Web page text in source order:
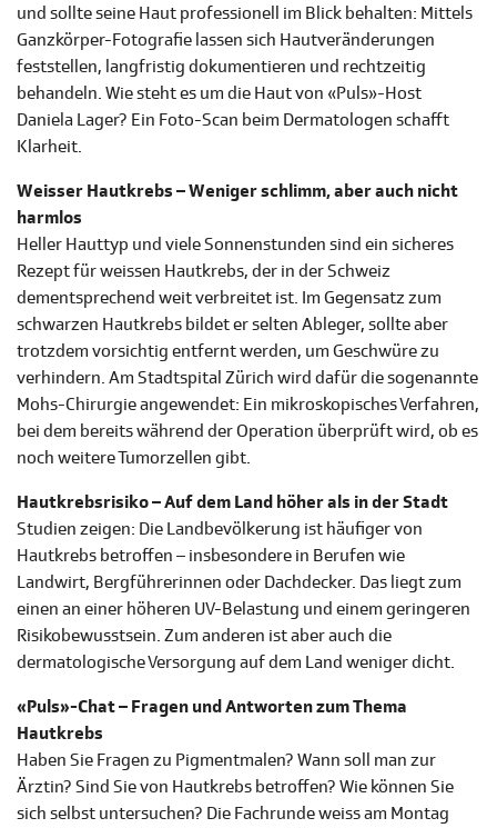
und sollte seine Haut professionell im Blick behalten: Mittels
Ganzkörper-Fotografie lassen sich Hautveränderungen
feststellen, langfristig dokumentieren und rechtzeitig
behandeln. Wie steht es um die Haut von «Puls»-Host
Daniela Lager? Ein Foto-Scan beim Dermatologen schafft
Klarheit.
Weisser Hautkrebs – Weniger schlimm, aber auch nicht
harmlos
Heller Hauttyp und viele Sonnenstunden sind ein sicheres
Rezept für weissen Hautkrebs, der in der Schweiz
dementsprechend weit verbreitet ist. Im Gegensatz zum
schwarzen Hautkrebs bildet er selten Ableger, sollte aber
trotzdem vorsichtig entfernt werden, um Geschwüre zu
verhindern. Am Stadtspital Zürich wird dafür die sogenannte
Mohs-Chirurgie angewendet: Ein mikroskopisches Verfahren,
bei dem bereits während der Operation überprüft wird, ob es
noch weitere Tumorzellen gibt.
Hautkrebsrisiko – Auf dem Land höher als in der Stadt
Studien zeigen: Die Landbevölkerung ist häufiger von
Hautkrebs betroffen – insbesondere in Berufen wie
Landwirt, Bergführerinnen oder Dachdecker. Das liegt zum
einen an einer höheren UV-Belastung und einem geringeren
Risikobewusstsein. Zum anderen ist aber auch die
dermatologische Versorgung auf dem Land weniger dicht.
«Puls»-Chat – Fragen und Antworten zum Thema
Hautkrebs
Haben Sie Fragen zu Pigmentmalen? Wann soll man zur
Ärztin? Sind Sie von Hautkrebs betroffen? Wie können Sie
sich selbst untersuchen? Die Fachrunde weiss am Montag